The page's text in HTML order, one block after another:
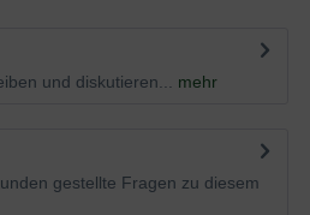
und diskutieren...
mehr
gestellte Fragen zu diesem